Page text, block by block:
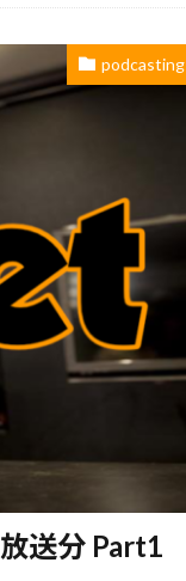
podcasting
送分 Part1